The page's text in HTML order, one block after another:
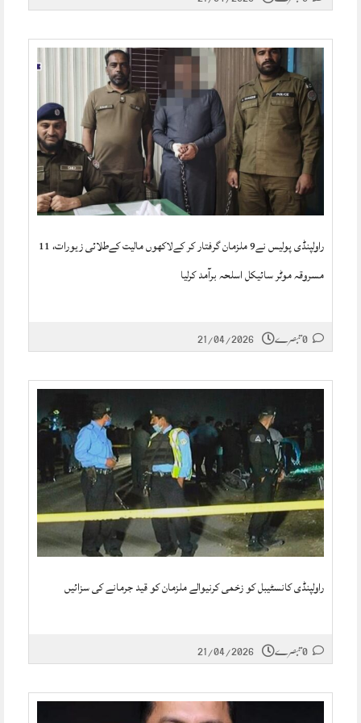
راولپنڈی پولیس نے9 ملزمان گرفتار کر کےلاکھوں مالیت کےطلائی زیورات، 11
مسروقہ موٹر سائیکل اسلحہ برآمد کرلیا
21/04/2026
راولپنڈی کانسٹیبل کو زخمی کرنیوالے ملزمان کو قید جرمانے کی سزائیں
21/04/2026